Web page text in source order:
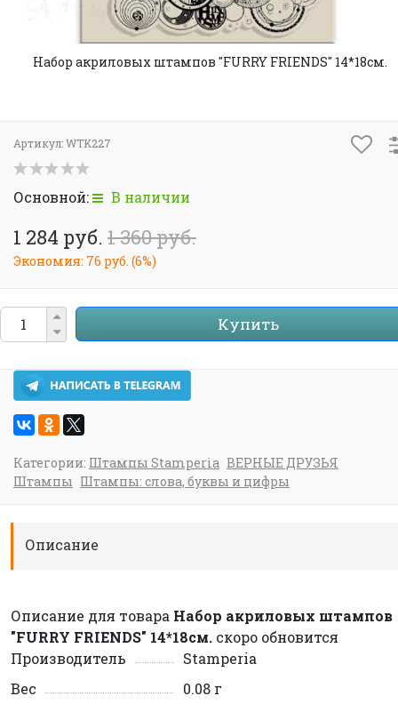
Набор акриловых штампов "FURRY FRIENDS" 14*18см.
Артикул:WTK227
Основной: В наличии
1 284 руб. 1 360 руб.
Экономия: 76 руб. (6%)
Купить
Категории: Штампы Stamperia ВЕРНЫЕ ДРУЗЬЯ
Штампы Штампы: слова, буквы и цифры
Описание
Описание для товара Набор акриловых штампов
"FURRY FRIENDS" 14*18см. скоро обновится
Производитель
Stamperia
Вес
0.08 г